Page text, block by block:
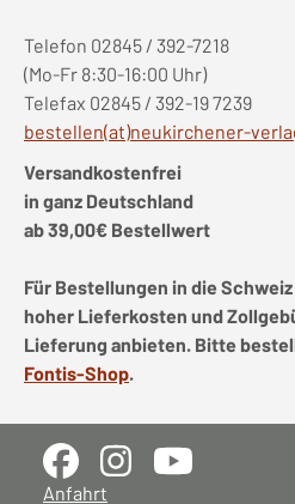
Telefon 02845 / 392-7218
(Mo-Fr 8:30-16:00 Uhr)
Telefax 02845 / 392-19 7239
bestellen(at)neukirchener-
Versandkostenfrei
in ganz Deutschland
ab 39,00€ Bestellwert
Für Bestellungen in die
hoher Lieferkosten und
Lieferung anbieten. Bitte
Fontis-Shop.
Anfahrt